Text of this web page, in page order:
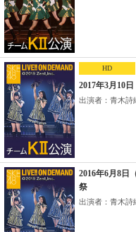
HD
2017年3月10
出演者：青木詩
2016年6月8日
祭
出演者：青木詩